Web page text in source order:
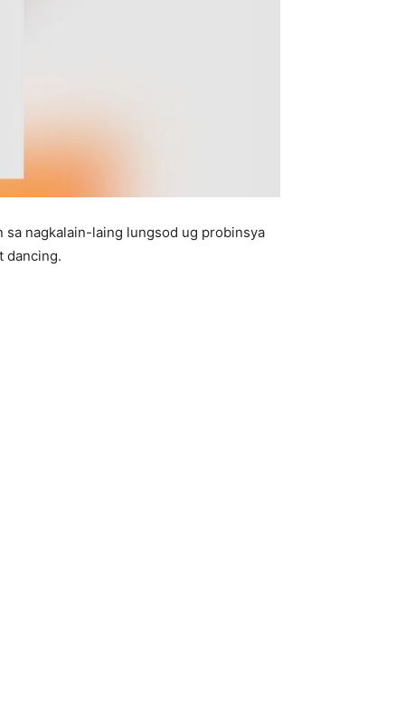
sa nagkalain-laing lungsod ug probinsya
dancing.